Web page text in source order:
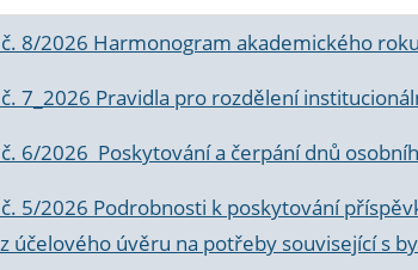
č. 8/2026 Harmonogram akademického
7_2026 Pravidla pro rozdělení
6/2026 Poskytování a čerpání dnů
5/2026 Podrobnosti k poskytování
účelového úvěru na potřeby související s